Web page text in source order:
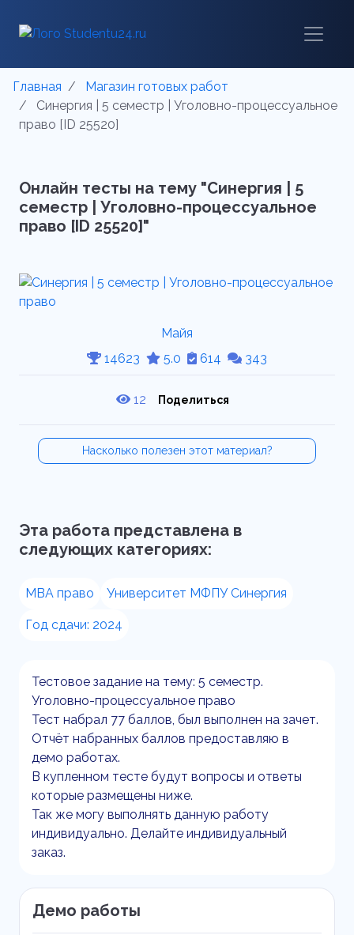
Главная
Магазин готовых работ
Синергия | 5 семестр | Уголовно-процессуальное
право [ID 25520]
Онлайн тесты на тему "Синергия | 5
семестр | Уголовно-процессуальное
право [ID 25520]"
Майя
14623
5.0 614 343
12 Поделиться
Насколько полезен этот материал?
Эта работа представлена в
следующих категориях:
MBA право Университет МФПУ Синергия
Год сдачи: 2024
Тестовое задание на тему: 5 семестр.
Уголовно-процессуальное право
Тест набрал 77 баллов, был выполнен на зачет.
Отчёт набранных баллов предоставляю в
демо работах.
В купленном тесте будут вопросы и ответы
которые размещены ниже.
Так же могу выполнять данную работу
индивидуально. Делайте индивидуальный
заказ.
Демо работы